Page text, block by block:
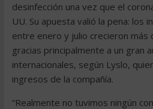
desinfección una vez que el
UU. Su apuesta valió la pena: los
entre enero y julio crecieron más
gracias principalmente a un gran
internacionales, según Lyslo,
ingresos de la compañía.
“Realmente no tuvimos ningún